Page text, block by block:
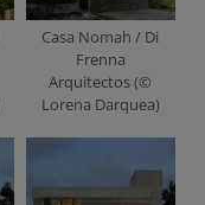
Casa Nomah / Di
Frenna
Arquitectos (©
Lorena Darquea)